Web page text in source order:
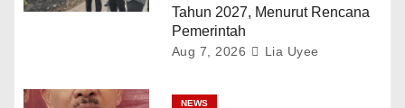
Tahun 2027, Menurut Rencana
Pemerintah
Aug 7, 2026 Lia Uyee
NEWS